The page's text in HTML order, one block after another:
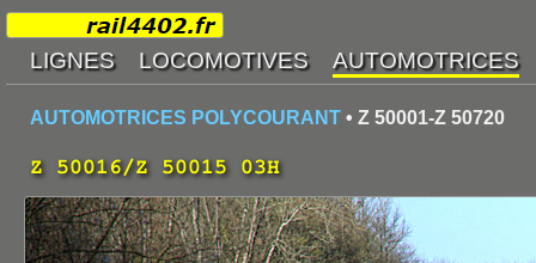
AUTOMOTRICES POLYCOURANT • Z 50001-Z 50720
Z 50016/Z 50015 03H